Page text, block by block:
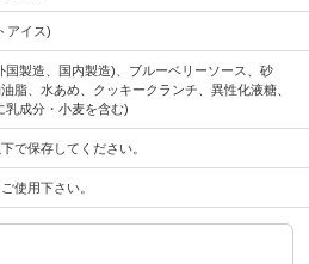
アイス)
国製造、国内製造)、ブルーベリーソース、砂
脂、水あめ、クッキークランチ、異性化液糖、
乳成分・小麦を含む)
で保存してください。
使用下さい。